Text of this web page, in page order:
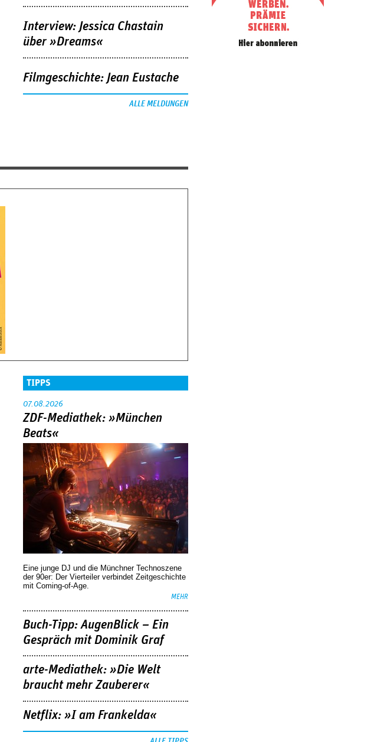
Interview: Jessica Chastain
über »Dreams«
Filmgeschichte: Jean Eustache
ALLE MELDUNGEN
TIPPS
07.08.2026
ZDF-Mediathek: »München
Beats«
Eine junge DJ und die Münchner Technoszene
der 90er: Der Vierteiler verbindet Zeitgeschichte
mit Coming-of-Age.
MEHR
Buch-Tipp: AugenBlick – Ein
Gespräch mit Dominik Graf
arte-Mediathek: »Die Welt
braucht mehr Zauberer«
Netflix: »I am Frankelda«